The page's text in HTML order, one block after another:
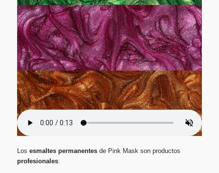
Los esmaltes permanentes de Pink Mask son productos
profesionales: